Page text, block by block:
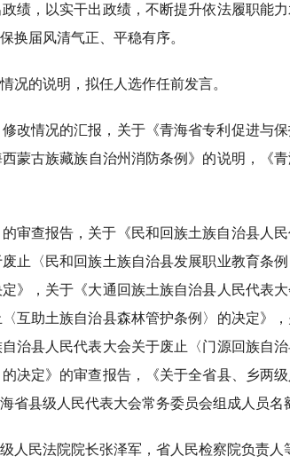
绩，以实干出政绩，不断提升依法履职能
换届风清气正、平稳有序。
况的说明，拟任人选作任前发言。
改情况的汇报，关于《青海省专利促进与
蒙古族藏族自治州消防条例》的说明，《
审查报告，关于《民和回族土族自治县人
止〈民和回族土族自治县发展职业教育条
》，关于《大通回族土族自治县人民代表
互助土族自治县森林管护条例〉的决定》
治县人民代表大会关于废止〈门源回族自
决定》的审查报告，《关于全省县、乡两
县级人民代表大会常务委员会组成人员名
民法院院长张泽军，省人民检察院负责人